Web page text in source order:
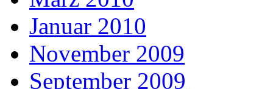
Januar 2010
November 2009
September 2009